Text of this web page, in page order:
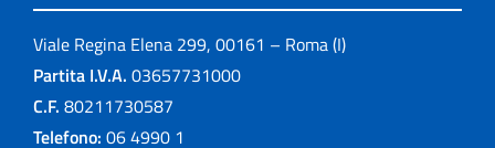
Viale Regina Elena 299, 00161 – Roma (I)
Partita I.V.A. 03657731000
C.F. 80211730587
Telefono: 06 4990 1